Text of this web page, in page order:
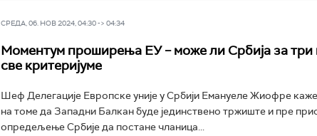
СРЕДА, 06. НОВ 2024, 04:30 -> 04:34
Моментум проширења ЕУ – може ли Србија за три
све критеријуме
Шеф Делегације Европске уније у Србији Емануеле Жиофре
на томе да Западни Балкан буде јединствено тржиште и пре
опредељење Србије да постане чланица...